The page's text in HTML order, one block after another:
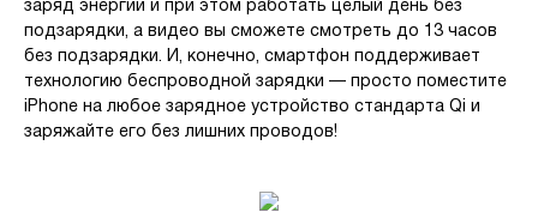
заряд энергии и при этом работать целый день без
подзарядки, а видео вы сможете смотреть до 13 часов
без подзарядки. И, конечно, смартфон поддерживает
технологию беспроводной зарядки — просто поместите
iPhone на любое зарядное устройство стандарта Qi и
заряжайте его без лишних проводов!